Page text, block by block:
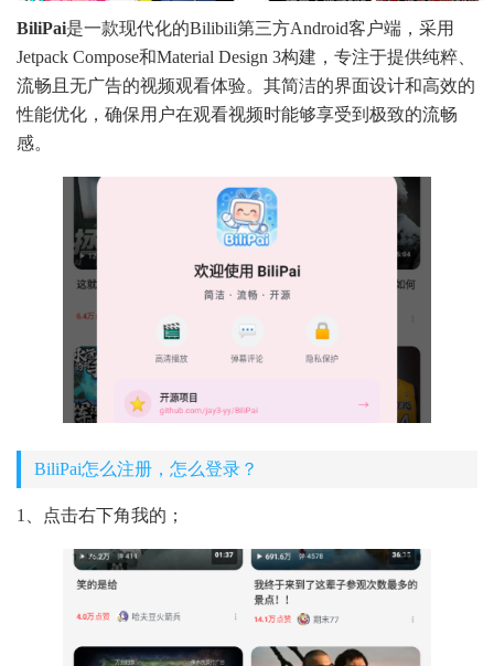
BiliPai是一款现代化的Bilibili第三方Android客户端，采用
Jetpack Compose和Material Design 3构建，专注于提供纯粹、
流畅且无广告的视频观看体验。其简洁的界面设计和高效的
性能优化，确保用户在观看视频时能够享受到极致的流畅
感。
BiliPai怎么注册，怎么登录？
1、点击右下角我的；